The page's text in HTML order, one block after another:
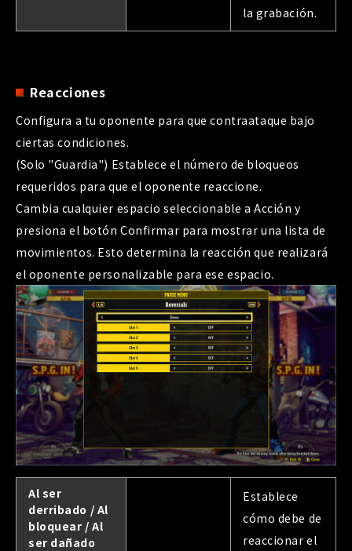
la grabación.
Reacciones
Configura a tu oponente para que contraataque bajo
ciertas condiciones.
(Solo "Guardia") Establece el número de bloqueos
requeridos para que el oponente reaccione.
Cambia cualquier espacio seleccionable a Acción y
presiona el botón Confirmar para mostrar una lista de
movimientos. Esto determina la reacción que realizará
el oponente personalizable para ese espacio.
Al ser
derribado / Al
bloquear / Al
ser dañado
Establece
cómo debe de
reaccionar el